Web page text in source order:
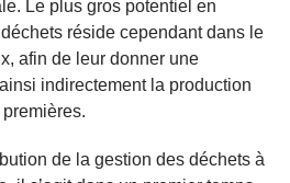
Le plus gros potentiel en
réside cependant dans le
afin de leur donner une
indirectement la production
de la gestion des déchets à